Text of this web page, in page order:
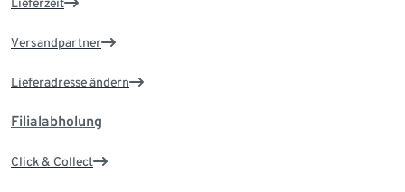
Versandpartner
Lieferadresse ändern
Filialabholung
Click & Collect